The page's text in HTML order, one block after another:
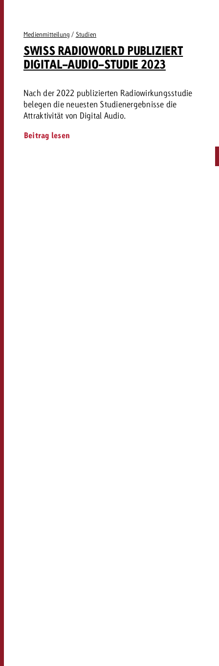
Medienmitteilung / Studien
SWISS RADIOWORLD PUBLIZIERT
DIGITAL-AUDIO-STUDIE 2023
Nach der 2022 publizierten Radiowirkungsstudie
belegen die neuesten Studienergebnisse die
Attraktivität von Digital Audio.
Beitrag lesen